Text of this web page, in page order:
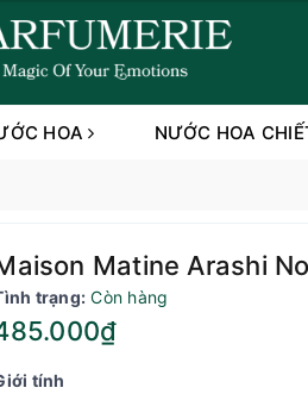
HOA NƯỚC HOA
Matine Arashi
trạng: Còn hàng
tính